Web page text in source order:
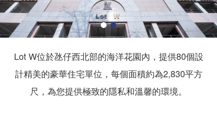
Lot W位於氹仔西北部的海洋花園內，提供80個設
計精美的豪華住宅單位，每個面積約為2,830平方
尺，為您提供極致的隱私和溫馨的環境。